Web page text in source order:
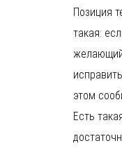
Позиция
такая:
этом
Есть